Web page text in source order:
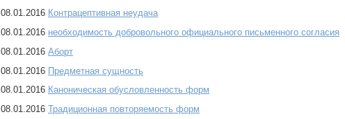
08.01.2016 Контрацептивная неудача
08.01.2016 необходимость добровольного официального письменного согласия
08.01.2016 Аборт
08.01.2016 Предметная сущность
08.01.2016 Каноническая обусловленность форм
08.01.2016 Традиционная повторяемость форм